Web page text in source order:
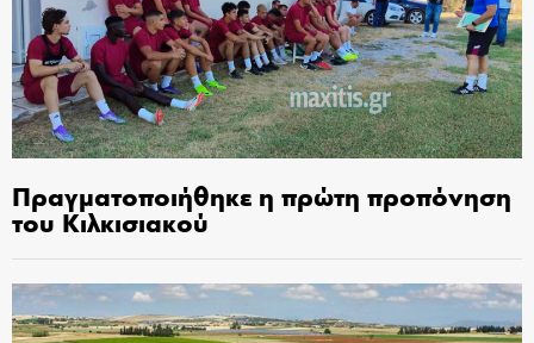
Πραγματοποιήθηκε η πρώτη προπόνηση
του Κιλκισιακού